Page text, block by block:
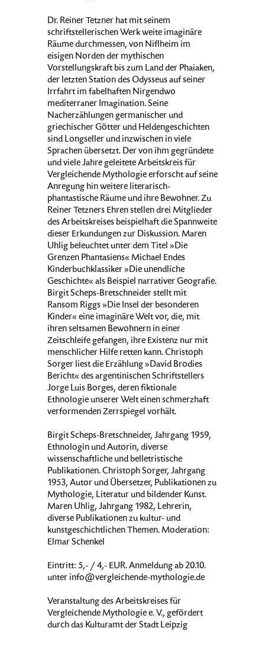
Dr. Reiner Tetzner hat mit seinem
schriftstellerischen Werk weite imaginäre
Räume durchmessen, von Niflheim im
eisigen Norden der mythischen
Vorstellungskraft bis zum Land der Phaiaken,
der letzten Station des Odysseus auf seiner
Irrfahrt im fabelhaften Nirgendwo
mediterraner Imagination. Seine
Nacherzählungen germanischer und
griechischer Götter und Heldengeschichten
sind Longseller und inzwischen in viele
Sprachen übersetzt. Der von ihm gegründete
und viele Jahre geleitete Arbeitskreis für
Vergleichende Mythologie erforscht auf seine
Anregung hin weitere literarisch-
phantastische Räume und ihre Bewohner. Zu
Reiner Tetzners Ehren stellen drei Mitglieder
des Arbeitskreises beispielhaft die Spannweite
dieser Erkundungen zur Diskussion. Maren
Uhlig beleuchtet unter dem Titel »Die
Grenzen Phantasiens« Michael Endes
Kinderbuchklassiker »Die unendliche
Geschichte« als Beispiel narrativer Geografie.
Birgit Scheps-Bretschneider stellt mit
Ransom Riggs »Die Insel der besonderen
Kinder« eine imaginäre Welt vor, die, mit
ihren seltsamen Bewohnern in einer
Zeitschleife gefangen, ihre Existenz nur mit
menschlicher Hilfe retten kann. Christoph
Sorger liest die Erzählung »David Brodies
Bericht« des argentinischen Schriftstellers
Jorge Luis Borges, deren fiktionale
Ethnologie unserer Welt einen schmerzhaft
verformenden Zerrspiegel vorhält.
Birgit Scheps-Bretschneider, Jahrgang 1959,
Ethnologin und Autorin, diverse
wissenschaftliche und belletristische
Publikationen. Christoph Sorger, Jahrgang
1953, Autor und Übersetzer, Publikationen zu
Mythologie, Literatur und bildender Kunst.
Maren Uhlig, Jahrgang 1982, Lehrerin,
diverse Publikationen zu kultur- und
kunstgeschichtlichen Themen. Moderation:
Elmar Schenkel
Eintritt: 5,- / 4,- EUR. Anmeldung ab 20.10.
unter info@vergleichende-mythologie.de
Veranstaltung des Arbeitskreises für
Vergleichende Mythologie e. V., gefördert
durch das Kulturamt der Stadt Leipzig